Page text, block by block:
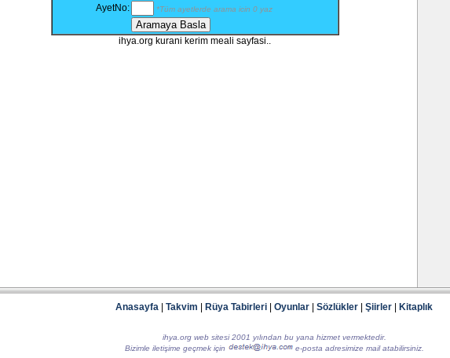
AyetNo:
*Tüm ayetlerde arama icin 0 yaz
ihya.org kurani kerim meali sayfasi..
91 -
92 -
93 -
96 -
Anasayfa Takvim Rüya Tabirleri Oyunlar Sözlükler Şiirler Kitaplık
ihya.org web sitesi 2001 yılından bu yana hizmet vermektedir.
Bizimle iletişime geçmek için
e-posta adresimize mail atabilirsiniz.